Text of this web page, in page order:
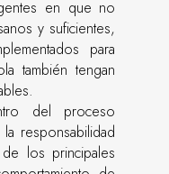
en que no
y suficientes,
para
también tengan
del proceso
responsabilidad
los principales